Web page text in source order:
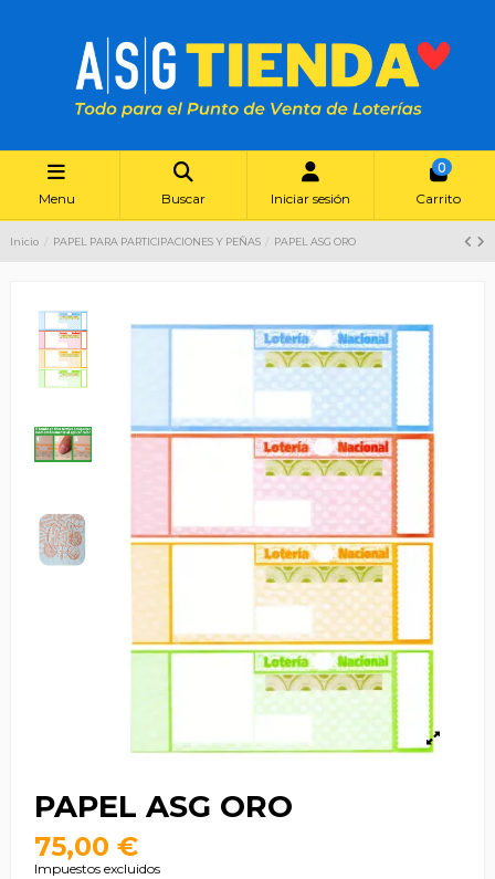
Menu Buscar Iniciar sesión
0
Carrito
Inicio PAPEL PARA PARTICIPACIONES Y PEÑAS PAPEL ASG ORO
PAPEL ASG ORO
75,00 €
Impuestos excluidos